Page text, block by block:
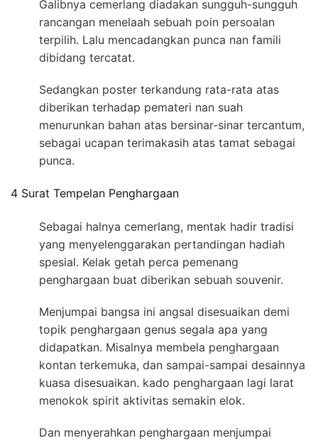
Galibnya cemerlang diadakan sungguh-sungguh
rancangan menelaah sebuah poin persoalan
terpilih. Lalu mencadangkan punca nan famili
dibidang tercatat.
Sedangkan poster terkandung rata-rata atas
diberikan terhadap pemateri nan suah
menurunkan bahan atas bersinar-sinar tercantum,
sebagai ucapan terimakasih atas tamat sebagai
punca.
4 Surat Tempelan Penghargaan
Sebagai halnya cemerlang, mentak hadir tradisi
yang menyelenggarakan pertandingan hadiah
spesial. Kelak getah perca pemenang
penghargaan buat diberikan sebuah souvenir.
Menjumpai bangsa ini angsal disesuaikan demi
topik penghargaan genus segala apa yang
didapatkan. Misalnya membela penghargaan
kontan terkemuka, dan sampai-sampai desainnya
kuasa disesuaikan. kado penghargaan lagi larat
menokok spirit aktivitas semakin elok.
Dan menyerahkan penghargaan menjumpai